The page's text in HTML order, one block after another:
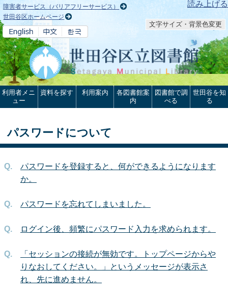
本文へ 読み上げる
障害者サービス（バリアフリーサービス）
世田谷区ホームページ
文字サイズ・背景色変更
利用者メニ
ュー
資料を探す 利用案内
各図書館案
内
図書館で調
べる
世田谷を知
る
パスワードについて
パスワードを登録すると、何ができるようになります
か。
パスワードを忘れてしまいました。
ログイン後、頻繁にパスワード入力を求められます。
「セッションの接続が無効です。トップページからや
りなおしてください。」というメッセージが表示さ
れ、先に進めません。